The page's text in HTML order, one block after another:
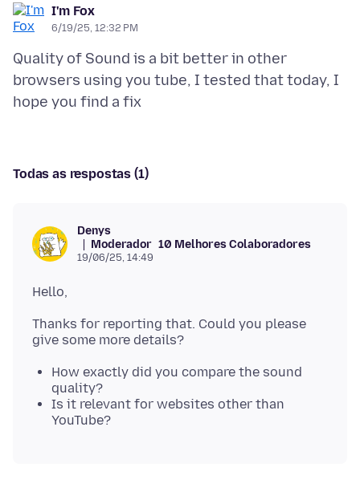
I'm Fox
6/19/25, 12:32 PM
Quality of Sound is a bit better in other
browsers using you tube, I tested that today, I
Todas as respostas (1)
Denys
Moderador 10 Melhores Colaboradores
19/06/25, 14:49
Thanks for reporting that. Could you please
How exactly did you compare the sound
quality?
Is it relevant for websites other than
YouTube?